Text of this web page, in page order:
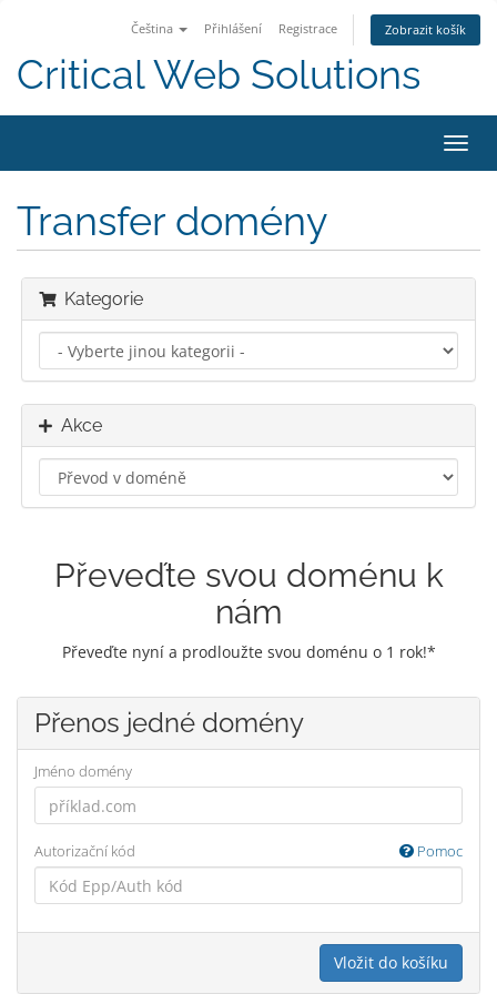
Čeština Přihlášení Registrace Zobrazit košík
Critical Web Solutions
Transfer domény
Kategorie
Akce
Převeďte svou doménu k
nám
Převeďte nyní a prodloužte svou doménu o 1 rok!*
Přenos jedné domény
Jméno domény
Autorizační kód Pomoc
Vložit do košíku